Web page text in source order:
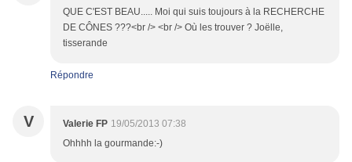
QUE C'EST BEAU..... Moi qui suis toujours à la RECHERCHE
DE CÔNES ???<br /> <br /> Où les trouver ? Joëlle,
tisserande
Répondre
V Valerie FP 19/05/2013 07:38
Ohhhh la gourmande:-)